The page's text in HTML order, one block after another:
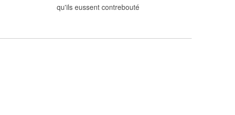
qu'ils eussent contrebouté